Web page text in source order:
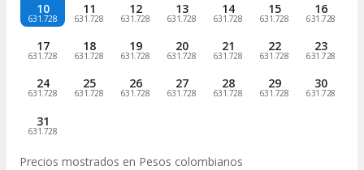
10
631.728
11
631.728
12
631.728
13
631.728
14
631.728
15
631.728
16
631.728
17
631.728
18
631.728
19
631.728
20
631.728
21
631.728
22
631.728
23
631.728
24
631.728
25
631.728
26
631.728
27
631.728
28
631.728
29
631.728
30
631.728
31
631.728
Precios mostrados en Pesos colombianos